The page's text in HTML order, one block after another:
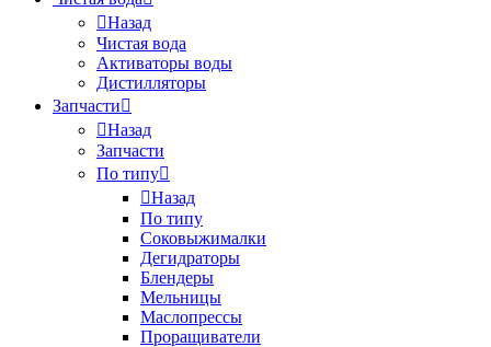
Назад
Чистая вода
Активаторы воды
Дистилляторы
Запчасти
Назад
Запчасти
По типу
Назад
По типу
Соковыжималки
Дегидраторы
Блендеры
Мельницы
Маслопрессы
Проращиватели